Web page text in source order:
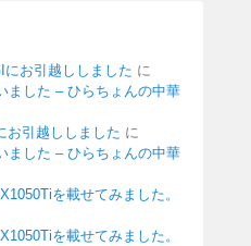
お引越ししました に
ました – ひらちょんの中華
お引越ししました に
ました – ひらちょんの中華
を載せてみました。
を載せてみました。